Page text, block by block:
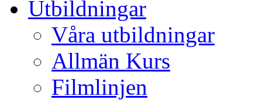
Utbildningar
Våra utbildningar
Allmän Kurs
Filmlinjen